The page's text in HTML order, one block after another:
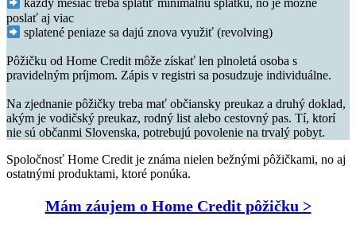
každý mesiac treba splatiť minimálnu splátku, no je možné
poslať aj viac
splatené peniaze sa dajú znova využiť (revolving)
Pôžičku od Home Credit môže získať len plnoletá osoba s
pravidelným príjmom. Zápis v registri sa posudzuje individuálne.
Na zjednanie pôžičky treba mať občiansky preukaz a druhý doklad,
akým je vodičský preukaz, rodný list alebo cestovný pas. Tí, ktorí
nie sú občanmi Slovenska, potrebujú povolenie na trvalý pobyt.
Spoločnosť Home Credit je známa nielen bežnými pôžičkami, no aj
ostatnými produktami, ktoré ponúka.
Mám záujem o Home Credit pôžičku >